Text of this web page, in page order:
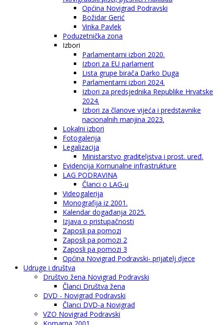
Općina Novigrad Podravski
Božidar Gerić
Vinka Pavlek
Poduzetnička zona
Izbori
Parlamentarni izbori 2020.
Izbori za EU parlament
Lista grupe birača Darko Duga
Parlamentarni izbori 2024.
Izbori za predsjednika Republike Hrvatske
2024.
Izbori za članove vijeća i predstavnike
nacionalnih manjina 2023.
Lokalni izbori
Fotogalerija
Legalizacija
Ministarstvo graditeljstva i prost. uređ.
Evidencija Komunalne infrastrukture
LAG PODRAVINA
Članci o LAG-u
Videogalerija
Monografija iz 2001.
Kalendar događanja 2025.
Izjava o pristupačnosti
Zaposli pa pomozi
Zaposli pa pomozi 2
Zaposli pa pomozi 3
Općina Novigrad Podravski- prijatelj djece
Udruge i društva
Društvo žena Novigrad Podravski
Članci Društva žena
DVD - Novigrad Podravski
Članci DVD-a Novigrad
VZO Novigrad Podravski
Komarna 2001